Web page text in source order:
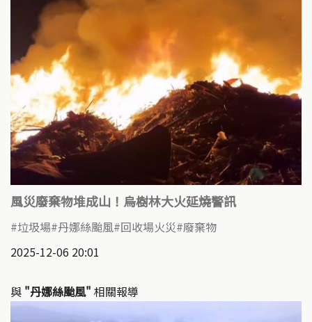
風災廢棄物堆成山！烏樹林大火延燒警訊
垃圾場 丹娜絲颱風 回收場火災 廢棄物
2025-12-06 20:01
與 "丹娜絲颱風" 相關報導